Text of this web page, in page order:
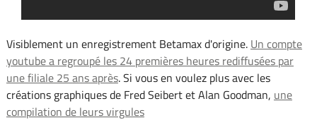
Visiblement un enregistrement Betamax d'origine. Un compte
youtube a regroupé les 24 premières heures rediffusées par
une filiale 25 ans après. Si vous en voulez plus avec les
créations graphiques de Fred Seibert et Alan Goodman, une
compilation de leurs virgules